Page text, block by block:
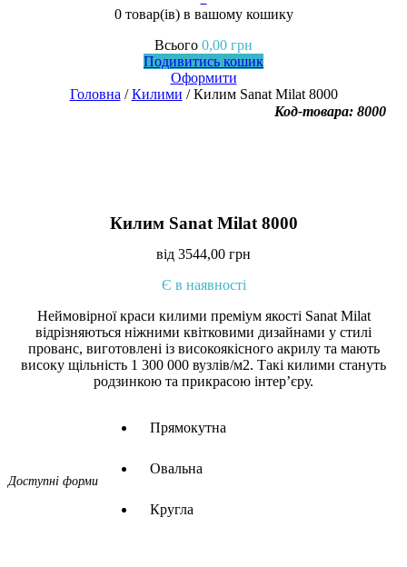
0 товар(ів)в вашому кошику
Всього 0,00 грн
Подивитись кошик
Оформити
Головна /Килими / Килим Sanat Milat 8000
Код-товара: 8000
Килим Sanat Milat 8000
від 3544,00 грн
Є в наявності
Неймовірної краси килими преміум якості Sanat Milat
відрізняються ніжними квітковими дизайнами у стилі
прованс, виготовлені із високоякісного акрилу та мають
високу щільність 1 300 000 вузлів/м2. Такі килими стануть
родзинкою та прикрасою інтер’єру.
Доступні форми
Прямокутна
Овальна
Кругла